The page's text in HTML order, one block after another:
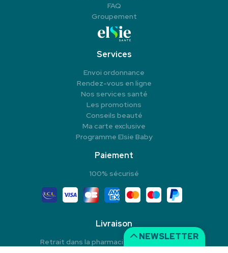
NEWSLETTER
FAQ
Groupement
Services
Envoi ordonnance
Rendez-vous en ligne
Nos services santé
Les promotions
Conseils beauté
Ma carte exclusive
Programme Elsie Baby
Paiement
100% sécurisé
Livraison
Retrait dans la pharmacie en Click & Collect